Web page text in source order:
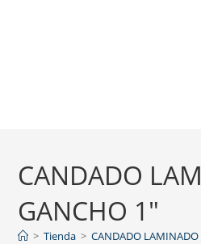
CANDADO
GANCHO 1″
> Tienda > CANDADO LAMINADO